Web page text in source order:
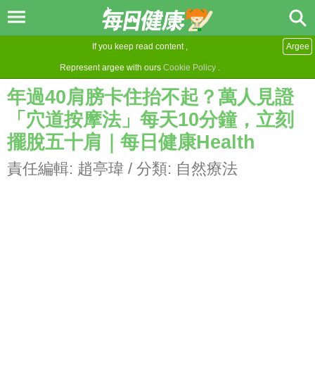
If you keep read content ,
Represent argee with ours Cookie Policy .
Argee
年過40肩膀卡住抬不起？萬人見證
「穴道按摩法」每天10分鐘，立刻
擺脫五十肩｜每日健康Health
責任編輯: 趙亭瑋 / 分類: 自然療法